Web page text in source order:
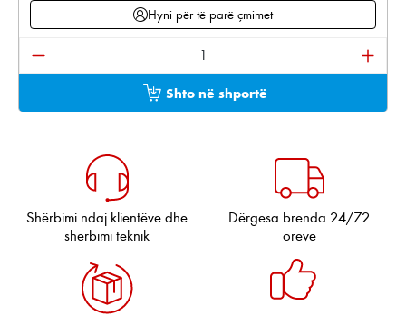
Hyni për të parë çmimet
Sasia e produktit: Shkruani sasinë e dëshiruar
Shto në shportë
Shërbimi ndaj klientëve dhe
shërbimi teknik
Dërgesa brenda 24/72
orëve